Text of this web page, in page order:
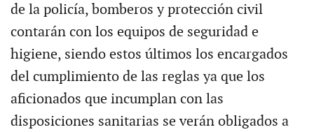
de la policía, bomberos y protección civil
contarán con los equipos de seguridad e
higiene, siendo estos últimos los encargados
del cumplimiento de las reglas ya que los
aficionados que incumplan con las
disposiciones sanitarias se verán obligados a